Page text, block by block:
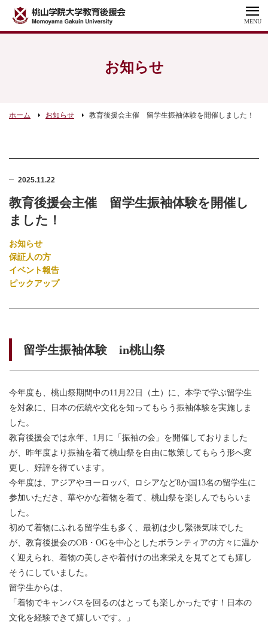
MENU
お知らせ
ホーム お知らせ 教育後援会主催 留学生振袖体験を開催しました！
2025.11.22
教育後援会主催 留学生振袖体験を開催し
ました！
お知らせ
保証人の方
イベント報告
ピックアップ
留学生振袖体験 in桃山祭
今年度も、桃山祭期間中の11月22日（土）に、本学で学ぶ留学生
を対象に、日本の伝統や文化を知ってもらう振袖体験を実施しま
した。
教育後援会では永年、1月に「振袖の会」を開催しておりました
が、昨年度より振袖を着て桃山祭を自由に散策してもらう形へ変
更し、好評を得ています。
今年度は、アジアやヨーロッパ、ロシアなど8か国13名の留学生に
参加いただき、華やかな着物を着て、桃山祭を楽しんでもらいま
した。
初めて着物にふれる留学生も多く、最初は少し緊張気味でした
が、教育後援会のOB・OGを中心としたボランティアの方々に温か
く迎えられ、着物の美しさや着付けの出来栄えを見てとても嬉し
そうにしていました。
留学生からは、
「着物でキャンパスを回るのはとっても楽しかったです！日本の
文化を経験できて嬉しいです。」